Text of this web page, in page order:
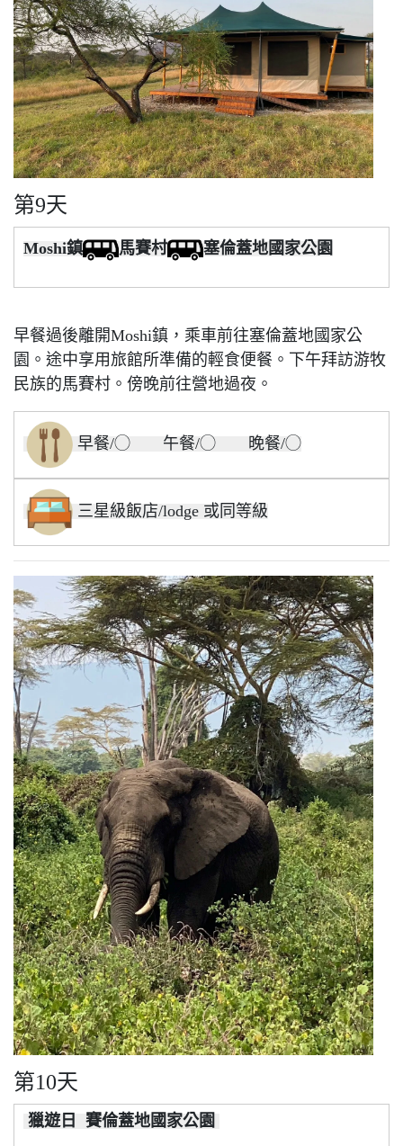
第9天
Moshi鎮 馬賽村 塞倫蓋地國家公園
早餐過後離開Moshi鎮，乘車前往塞倫蓋地國家公
園。途中享用旅館所準備的輕食便餐。下午拜訪游牧
民族的馬賽村。傍晚前往營地過夜。
早餐/◯ 午餐/◯ 晚餐/◯
三星級飯店/lodge 或同等級
第10天
獵遊日 賽倫蓋地國家公園